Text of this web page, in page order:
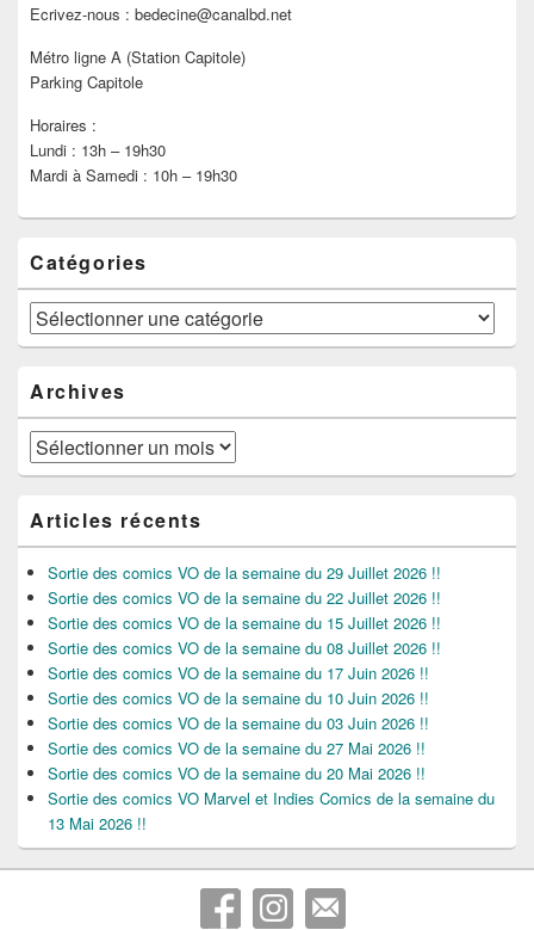
Ecrivez-nous : bedecine@canalbd.net
Métro ligne A (Station Capitole)
Parking Capitole
Horaires :
Lundi : 13h – 19h30
Mardi à Samedi : 10h – 19h30
Catégories
Catégories
Archives
Archives
Articles récents
Sortie des comics VO de la semaine du 29 Juillet 2026 !!
Sortie des comics VO de la semaine du 22 Juillet 2026 !!
Sortie des comics VO de la semaine du 15 Juillet 2026 !!
Sortie des comics VO de la semaine du 08 Juillet 2026 !!
Sortie des comics VO de la semaine du 17 Juin 2026 !!
Sortie des comics VO de la semaine du 10 Juin 2026 !!
Sortie des comics VO de la semaine du 03 Juin 2026 !!
Sortie des comics VO de la semaine du 27 Mai 2026 !!
Sortie des comics VO de la semaine du 20 Mai 2026 !!
Sortie des comics VO Marvel et Indies Comics de la semaine du
13 Mai 2026 !!